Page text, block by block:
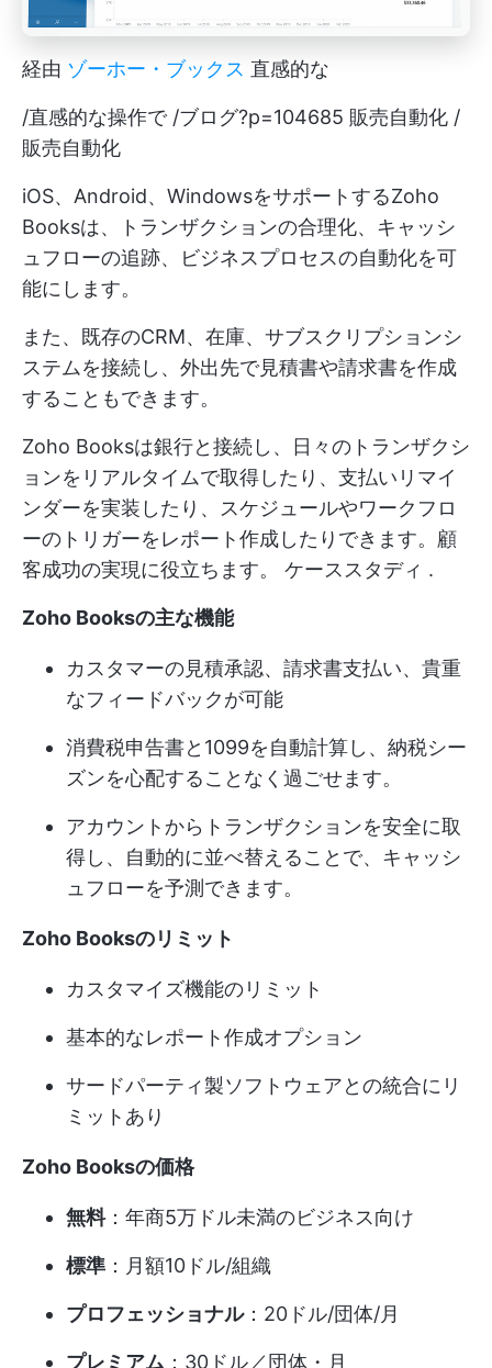
経由 ゾーホー・ブックス 直感的な
/直感的な操作で /ブログ?p=104685 販売自動化 /
販売自動化
iOS、Android、WindowsをサポートするZoho
Booksは、トランザクションの合理化、キャッシ
ュフローの追跡、ビジネスプロセスの自動化を可
能にします。
また、既存のCRM、在庫、サブスクリプションシ
ステムを接続し、外出先で見積書や請求書を作成
することもできます。
Zoho Booksは銀行と接続し、日々のトランザクシ
ョンをリアルタイムで取得したり、支払いリマイ
ンダーを実装したり、スケジュールやワークフロ
ーのトリガーをレポート作成したりできます。顧
客成功の実現に役立ちます。 ケーススタディ .
Zoho Booksの主な機能
カスタマーの見積承認、請求書支払い、貴重
なフィードバックが可能
消費税申告書と1099を自動計算し、納税シー
ズンを心配することなく過ごせます。
アカウントからトランザクションを安全に取
得し、自動的に並べ替えることで、キャッシ
ュフローを予測できます。
Zoho Booksのリミット
カスタマイズ機能のリミット
基本的なレポート作成オプション
サードパーティ製ソフトウェアとの統合にリ
ミットあり
Zoho Booksの価格
無料：年商5万ドル未満のビジネス向け
標準 ：月額10ドル/組織
プロフェッショナル：20ドル/団体/月
プレミアム ：30ドル／団体・月